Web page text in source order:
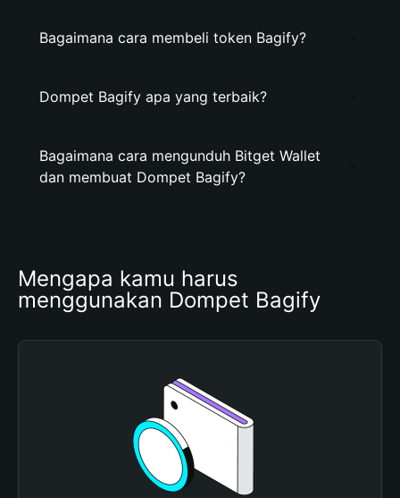
Bagaimana cara membeli token Bagify?
Dompet Bagify apa yang terbaik?
Bagaimana cara mengunduh Bitget Wallet
dan membuat Dompet Bagify?
Mengapa kamu harus
menggunakan Dompet Bagify